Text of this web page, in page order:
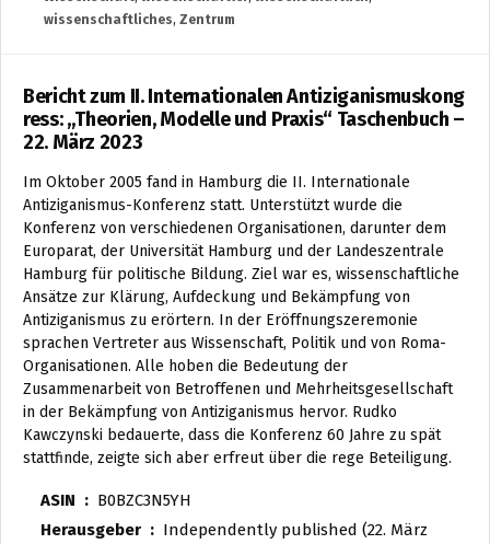
wissenschaftliches, Zentrum
Bericht zum II. Internationalen Antiziganismuskong
ress: „Theorien, Modelle und Praxis“ Taschenbuch –
22. März 2023
Im Oktober 2005 fand in Hamburg die II. Internationale
Antiziganismus-Konferenz statt. Unterstützt wurde die
Konferenz von verschiedenen Organisationen, darunter dem
Europarat, der Universität Hamburg und der Landeszentrale
Hamburg für politische Bildung. Ziel war es, wissenschaftliche
Ansätze zur Klärung, Aufdeckung und Bekämpfung von
Antiziganismus zu erörtern. In der Eröffnungszeremonie
sprachen Vertreter aus Wissenschaft, Politik und von Roma-
Organisationen. Alle hoben die Bedeutung der
Zusammenarbeit von Betroffenen und Mehrheitsgesellschaft
in der Bekämpfung von Antiziganismus hervor. Rudko
Kawczynski bedauerte, dass die Konferenz 60 Jahre zu spät
stattfinde, zeigte sich aber erfreut über die rege Beteiligung.
ASIN ‏ : ‎ B0BZC3N5YH
Herausgeber ‏ : ‎ Independently published (22. März